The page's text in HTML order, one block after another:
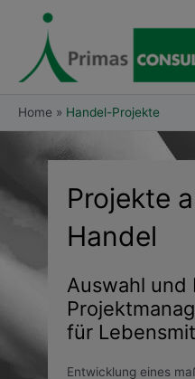
content
Home Handel-Projekte
Projekte
Handel
Auswahl und
für
Entwicklung eines